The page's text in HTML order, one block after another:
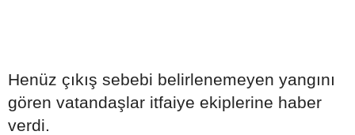
Henüz çıkış sebebi belirlenemeyen yangını
gören vatandaşlar itfaiye ekiplerine haber
verdi.